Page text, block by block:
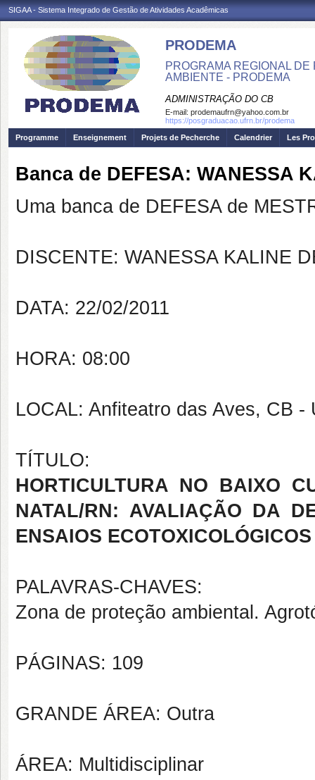
SIGAA - Sistema Integrado de Gestão de Atividades Acadêmicas
PRODEMA
PROGRAMA REGIONAL
AMBIENTE - PRODEMA
ADMINISTRAÇÃO DO CB
E-mail: prodemaufrn@yahoo.com.br
https://posgraduacao.ufrn.br/prodema
Programme
Enseignement Projets de Pecherche Calendrier Les
Banca de DEFESA: WANESSA
Uma banca de DEFESA de
DISCENTE: WANESSA KALINE
DATA: 22/02/2011
HORA: 08:00
LOCAL: Anfiteatro das Aves, CB -
TÍTULO:
HORTICULTURA NO BAIXO
NATAL/RN: AVALIAÇÃO DA
ENSAIOS ECOTOXICOLÓGICOS
PALAVRAS-CHAVES:
Zona de proteção ambiental.
PÁGINAS: 109
GRANDE ÁREA: Outra
ÁREA: Multidisciplinar